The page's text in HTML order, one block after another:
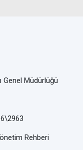
Genel Müdürlüğü
Rehberi